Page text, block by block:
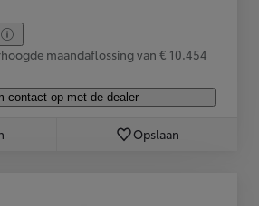
maandaflossing van € 10.454
contact op met de dealer
Opslaan